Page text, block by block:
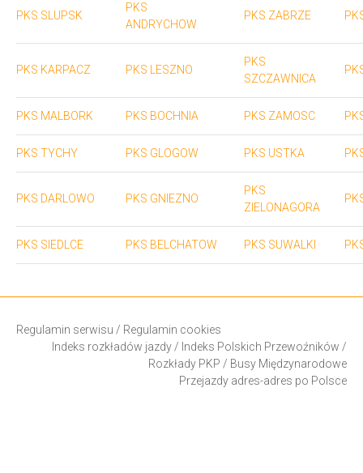
PKS SLUPSK
PKS
ANDRYCHOW
PKS ZABRZE
PKS KARPACZ PKS LESZNO
PKS
SZCZAWNICA
PKS MALBORK PKS BOCHNIA PKS ZAMOSC
PKS TYCHY PKS GLOGOW PKS USTKA
PKS DARLOWO PKS GNIEZNO
PKS
ZIELONAGORA
PKS SIEDLCE PKS BELCHATOW PKS SUWALKI
Regulamin serwisu / Regulamin cookies
Indeks rozkładów jazdy / Indeks Polskich Przewoźników /
Rozkłady PKP / Busy Międzynarodowe
Przejazdy adres-adres po Polsce